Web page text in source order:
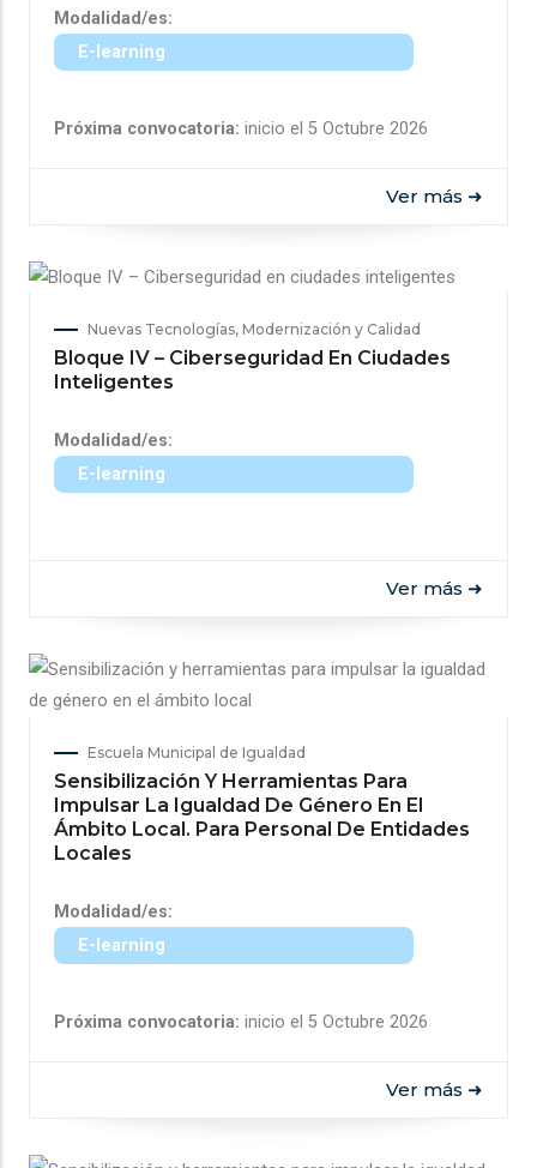
Modalidad/es:
E-learning
Próxima convocatoria: inicio el 5 Octubre 2026
Ver más ➜
Nuevas Tecnologías, Modernización y Calidad
Bloque IV – Ciberseguridad En Ciudades
Inteligentes
Modalidad/es:
E-learning
Ver más ➜
Escuela Municipal de Igualdad
Sensibilización Y Herramientas Para
Impulsar La Igualdad De Género En El
Ámbito Local. Para Personal De Entidades
Locales
Modalidad/es:
E-learning
Próxima convocatoria: inicio el 5 Octubre 2026
Ver más ➜